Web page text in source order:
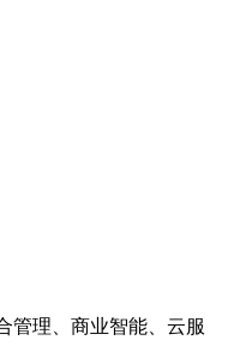
管理、商业智能、云服